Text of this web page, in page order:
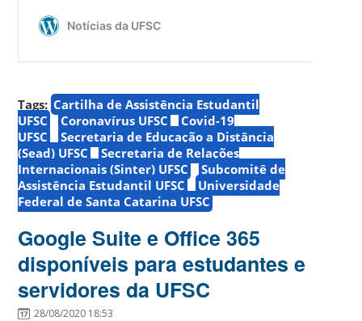
Tags: Cartilha de Assistência Estudantil
UFSC
Coronavírus UFSC
Covid-19
UFSC
Secretaria de Educação a Distância
(Sead) UFSC
Secretaria de Relações
Internacionais (Sinter) UFSC
Subcomitê de
Assistência Estudantil UFSC
Universidade
Federal de Santa Catarina UFSC
Google Suite e Office 365
disponíveis para estudantes e
servidores da UFSC
28/08/2020 18:53